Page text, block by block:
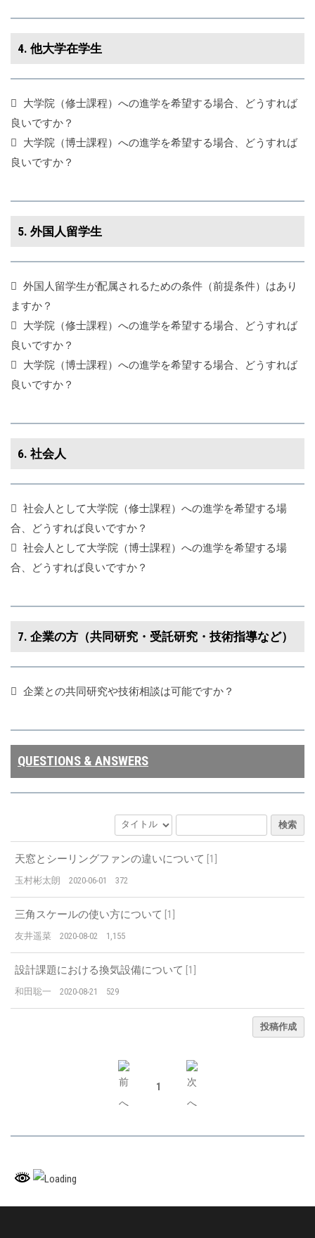
4. 他大学在学生
大学院（修士課程）への進学を希望する場合、どうすれば
良いですか？
大学院（博士課程）への進学を希望する場合、どうすれば
良いですか？
5. 外国人留学生
外国人留学生が配属されるための条件（前提条件）はあり
ますか？
大学院（修士課程）への進学を希望する場合、どうすれば
良いですか？
大学院（博士課程）への進学を希望する場合、どうすれば
良いですか？
6. 社会人
社会人として大学院（修士課程）への進学を希望する場
合、どうすれば良いですか？
社会人として大学院（博士課程）への進学を希望する場
合、どうすれば良いですか？
7. 企業の方（共同研究・受託研究・技術指導など）
企業との共同研究や技術相談は可能ですか？
QUESTIONS & ANSWERS
検索
天窓とシーリングファンの違いについて [1]
玉村彬太朗 2020-06-01 372
三角スケールの使い方について [1]
友井遥菜 2020-08-02 1,155
設計課題における換気設備について [1]
和田聡一 2020-08-21 529
投稿作成
1